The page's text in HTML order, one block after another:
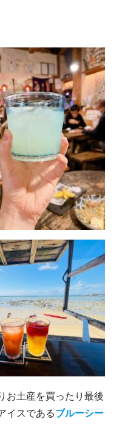
お土産を買ったり最後
イスであるブルーシー